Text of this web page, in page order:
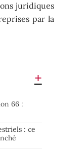
juridiques
par la
66 :
: ce